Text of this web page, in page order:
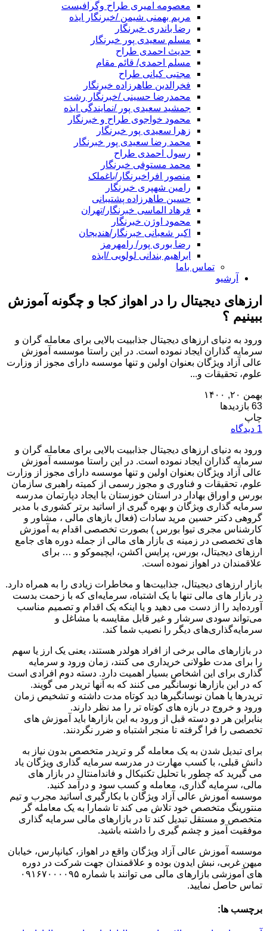
معصومه امیری طراح وگرافیست
مریم بهمنی شیمن /خبرنگار ایذه
رضا باندری خبرنگار
مسلم سعیدی پور خبرنگار
حدیث احمدی طراح
مسلم احمدی/ قائم مقام
مجتبی کیانی طراح
فخرالدین طاهرزاده خبرنگار
محمدرضا حسینی /خبرنگار رشت
جمشید سعیدی پور /نمایندگی ایذه
محمود خواجوی طراح و خبرنگار
زهرا سعیدی پور خبرنگار
محمد رضا سعیدی پور خبرنگار
رسول احمدی طراح
محمد مستوفی خبرنگار
منصور افراخبرنگار/باغملک
رامین شهپری خبرنگار
حسین طاهرزاده پشتیبانی
فرهاد الماسی خبرنگار/تهران
محمود اوژن خبرنگار
اکبر شعبانی خبرنگار/هندیجان
رضا بوری پور/ رامهرمز
ابراهیم بندانی لولویی /ایذه
تماس باما
آرشیو
ارزهای دیجیتال را در اهواز کجا و چگونه آموزش
ببینیم ؟
ورود به دنیای ارزهای دیجیتال جذابییت بالایی برای معامله گران و
سرمایه گذاران ایجاد نموده است. در این راستا موسسه آموزش
عالی آزاد ویژگان بعنوان اولین و تنها موسسه دارای مجوز از وزارت
علوم، تحقیقات و...
بهمن ۲۰, ۱۴۰۰
63 بازدیدها
چاپ
1 دیدگاه
ورود به دنیای ارزهای دیجیتال جذابییت بالایی برای معامله گران و
سرمایه گذاران ایجاد نموده است. در این راستا موسسه آموزش
عالی آزاد ویژگان بعنوان اولین و تنها موسسه دارای مجوز از وزارت
علوم، تحقیقات و فناوری و مجوز رسمی از کمیته راهبری سازمان
بورس و اوراق بهادار در استان خوزستان با ایجاد دپارتمان مدرسه
سرمایه گذاری ویژگان و بهره گیری از اساتید برتر کشوری با مدیر
گروهی دکتر حسین مرید سادات (فعال بازهای مالی ، مشاور و
کارشناس مجری تیوا بورس ) بصورت تخصصی اقدام به آموزش
های تخصصی در زمینه ی بازار های مالی از جمله دوره های جامع
ارزهای دیجیتال، بورس، پرایس اکشن، ایچیموکو و … برای
علاقمندان در اهواز نموده است.
بازار ارزهای دیجیتال، جذابیت‌ها و مخاطرات زیادی را به همراه دارد.
در بازار های مالی تنها با یک اشتباه، سرمایه‌ای که با زحمت بدست
آورده‌اید را از دست می دهید و یا اینکه یک اقدام و تصمیم مناسب
می‌تواند سودی سرشار و غیر قابل مقایسه با مشاغل و
سرمایه‌گذاری‌های دیگر را نصیب شما کند.
در بازارهای مالی برخی از افراد هولدر هستند، یعنی یک ارز یا سهم
را برای مدت طولانی خریداری می کنند، زمان ورود و سرمایه
گذاری برای این اشخاص بسیار اهمیت دارد. دسته دوم افرادی است
که در این بازارها نوسانگیر می کنند که به آنها تریدر می گویند.
تریدرها یا همان نوسانگیرها دید کوتاه مدت داشته و تشخیص زمان
ورود و خروج در بازه های کوتاه تر را مد نظر دارند.
بنابراین هر دو دسته قبل از ورود به این بازارها باید آموزش های
تخصصی را فرا گرفته تا منجر اشتباه و ضرر نگردنند‌.
برای تبدیل شدن به یک معامله گر و تریدر متخصص بدون نیاز به
دانش قبلی، با کسب مهارت در مدرسه سرمایه گذاری ویژگان یاد
می گیرید که چطور با تحلیل تکنیکال و فاندامنتال در بازار های
مالی، سرمایه گذاری، معامله و کسب سود و درآمد کنید.
موسسه آموزش عالی آزاد ویژگان با بکارگیری اساتید مجرب و تیم
منتورینگ متخصص خود تلاش می کند تا شمارا به یک معامله گر
متخصص و مستقل تبدیل کند تا در بازارهای مالی سرمایه گذاری
موفقیت آمیز و چشم گیری را داشته باشید.
موسسه آموزش عالی آزاد ویژگان واقع در اهواز، کیانپارس، خیابان
میهن غربی، نبش ایدون بوده و علاقمندان جهت شرکت در دوره
های آموزشی بازارهای مالی می توانند با شماره ۰۹۱۶۷۰۰۰۰۹۵
تماس حاصل نمایید.
برچسب ها: